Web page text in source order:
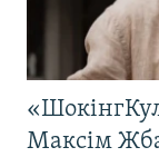
Максім